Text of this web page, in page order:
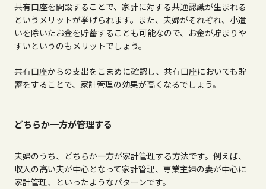
共有口座を開設することで、家計に対する共通認識が生まれる
というメリットが挙げられます。また、夫婦がそれぞれ、小遣
いを除いたお金を貯蓄することも可能なので、お金が貯まりや
すいというのもメリットでしょう。
共有口座からの支出をこまめに確認し、共有口座においても貯
蓄をすることで、家計管理の効果が高くなるでしょう。
どちらか一方が管理する
夫婦のうち、どちらか一方が家計管理する方法です。例えば、
収入の高い夫が中心となって家計管理、専業主婦の妻が中心に
家計管理、といったようなパターンです。